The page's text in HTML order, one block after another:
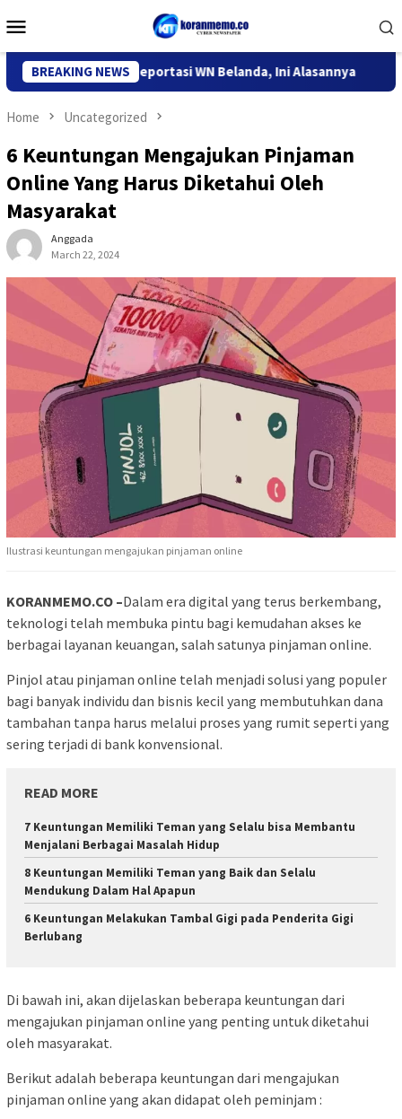
to
Menu
BREAKING NEWS
Kediri Deportasi WN Belanda, Ini Alasannya 9 Desa
Home Uncategorized
6 Keuntungan Mengajukan Pinjaman
Online Yang Harus Diketahui Oleh
Masyarakat
Anggada
March 22, 2024
Ilustrasi keuntungan mengajukan pinjaman online
KORANMEMO.CO –Dalam era digital yang terus berkembang,
teknologi telah membuka pintu bagi kemudahan akses ke
berbagai layanan keuangan, salah satunya pinjaman online.
Pinjol atau pinjaman online telah menjadi solusi yang populer
bagi banyak individu dan bisnis kecil yang membutuhkan dana
tambahan tanpa harus melalui proses yang rumit seperti yang
sering terjadi di bank konvensional.
READ MORE
7 Keuntungan Memiliki Teman yang Selalu bisa Membantu
Menjalani Berbagai Masalah Hidup
8 Keuntungan Memiliki Teman yang Baik dan Selalu
Mendukung Dalam Hal Apapun
6 Keuntungan Melakukan Tambal Gigi pada Penderita Gigi
Berlubang
Di bawah ini, akan dijelaskan beberapa keuntungan dari
mengajukan pinjaman online yang penting untuk diketahui
oleh masyarakat.
Berikut adalah beberapa keuntungan dari mengajukan
pinjaman online yang akan didapat oleh peminjam :